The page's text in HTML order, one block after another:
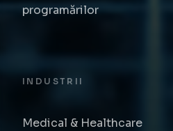
programărilor
INDUSTRII
Medical & Healthcare